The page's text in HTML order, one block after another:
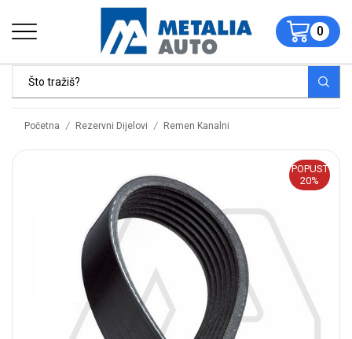
0
Početna / Rezervni Dijelovi / Remen Kanalni
POPUST
20%